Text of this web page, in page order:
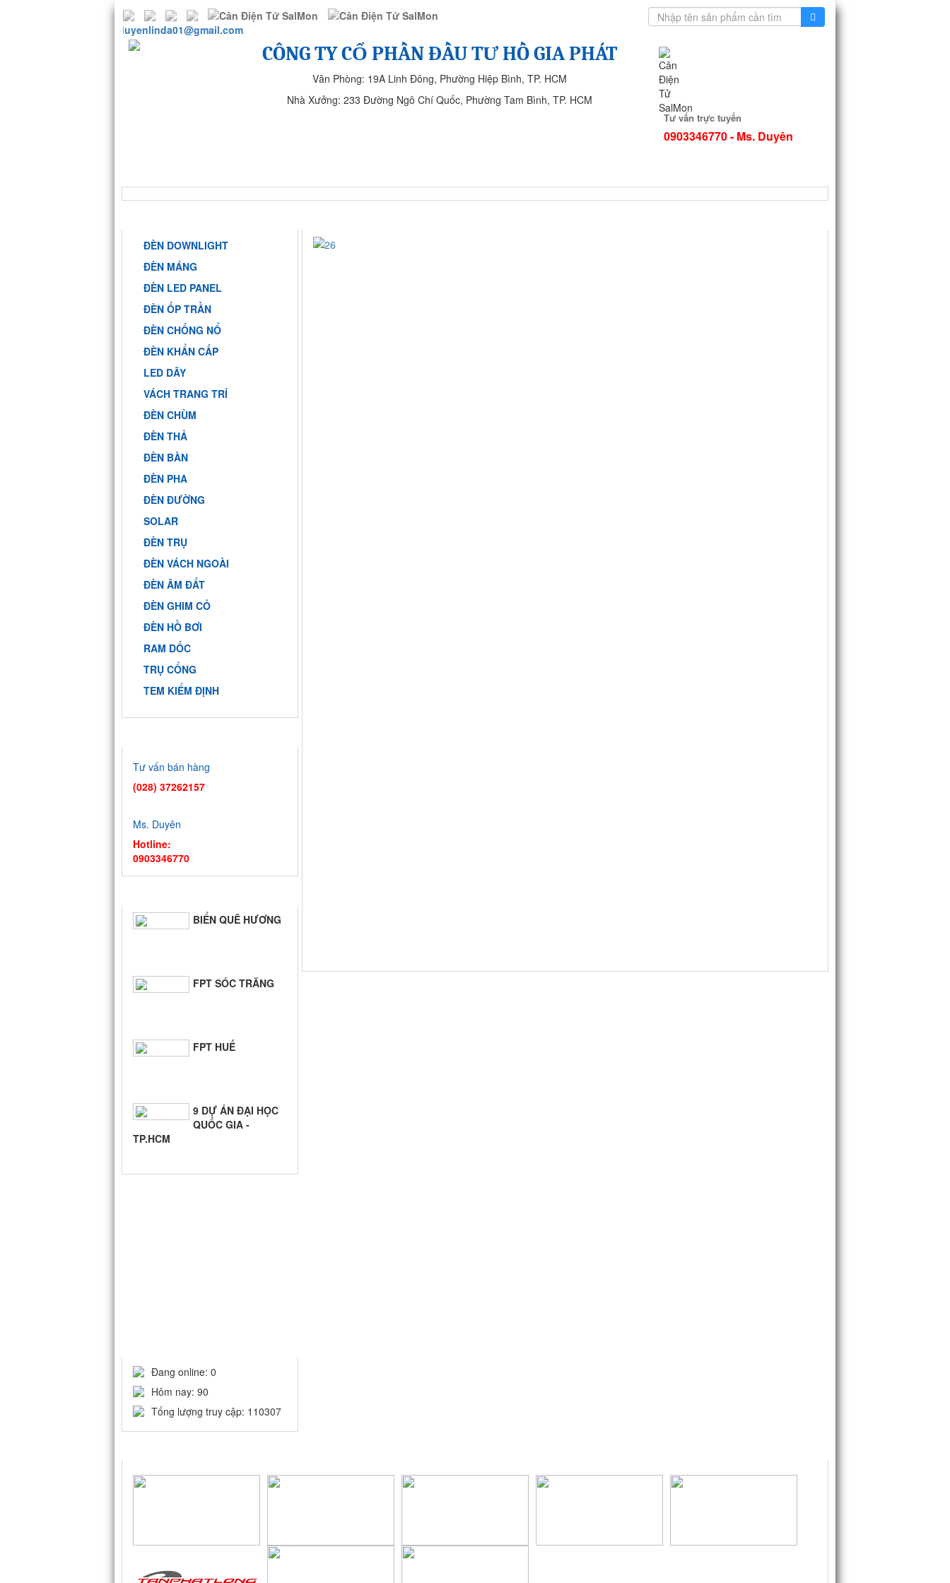
duyenlinda01@gmail.com
CÔNG TY CỔ PHẦN ĐẦU TƯ HỒ GIA PHÁT
Văn Phòng: 19A Linh Đông, Phường Hiệp Bình, TP. HCM
Nhà Xưởng: 233 Đường Ngô Chí Quốc, Phường Tam Bình, TP. HCM
Tư vấn trực tuyến
0903346770 - Ms. Duyên
ĐÈN DOWNLIGHT
ĐÈN MÁNG
ĐÈN LED PANEL
ĐÈN ỐP TRẦN
ĐÈN CHỐNG NỔ
ĐÈN KHẨN CẤP
LED DÂY
VÁCH TRANG TRÍ
ĐÈN CHÙM
ĐÈN THẢ
ĐÈN BÀN
ĐÈN PHA
ĐÈN ĐƯỜNG
SOLAR
ĐÈN TRỤ
ĐÈN VÁCH NGOÀI
ĐÈN ÂM ĐẤT
ĐÈN GHIM CỎ
ĐÈN HỒ BƠI
RAM DỐC
TRỤ CỔNG
TEM KIỂM ĐỊNH
Tư vấn bán hàng
(028) 37262157
Ms. Duyên
Hotline:
0903346770
BIỂN QUÊ HƯƠNG
FPT SÓC TRĂNG
FPT HUẾ
9 DỰ ÁN ĐẠI HỌC
QUỐC GIA -
TP.HCM
Đang online: 0
Hôm nay: 90
Tống lượng truy cập: 110307